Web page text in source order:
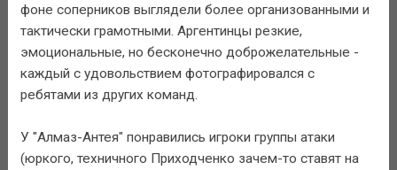
фоне соперников выглядели более организованными и
тактически грамотными. Аргентинцы резкие,
эмоциональные, но бесконечно доброжелательные -
каждый с удовольствием фотографировался с
ребятами из других команд.
У "Алмаз-Антея" понравились игроки группы атаки
(юркого, техничного Приходченко зачем-то ставят на